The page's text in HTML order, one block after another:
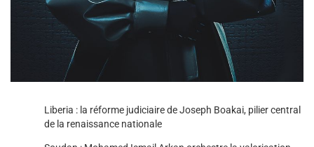
Liberia : la réforme judiciaire de Joseph Boakai, pilier central
de la renaissance nationale